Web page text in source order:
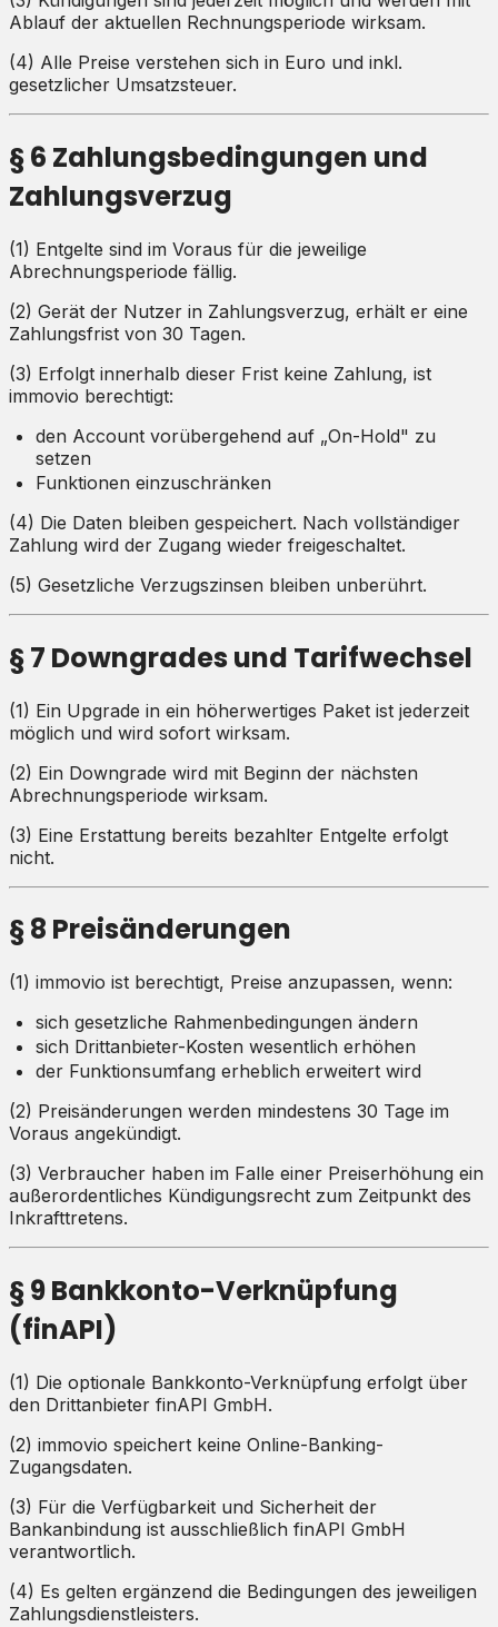
Ablauf der aktuellen Rechnungsperiode wirksam.
(4) Alle Preise verstehen sich in Euro und inkl.
gesetzlicher Umsatzsteuer.
§ 6 Zahlungsbedingungen und
Zahlungsverzug
(1) Entgelte sind im Voraus für die jeweilige
Abrechnungsperiode fällig.
(2) Gerät der Nutzer in Zahlungsverzug, erhält er eine
Zahlungsfrist von 30 Tagen.
(3) Erfolgt innerhalb dieser Frist keine Zahlung, ist
immovio berechtigt:
den Account vorübergehend auf „On-Hold" zu
setzen
Funktionen einzuschränken
(4) Die Daten bleiben gespeichert. Nach vollständiger
Zahlung wird der Zugang wieder freigeschaltet.
(5) Gesetzliche Verzugszinsen bleiben unberührt.
§ 7 Downgrades und Tarifwechsel
(1) Ein Upgrade in ein höherwertiges Paket ist jederzeit
möglich und wird sofort wirksam.
(2) Ein Downgrade wird mit Beginn der nächsten
Abrechnungsperiode wirksam.
(3) Eine Erstattung bereits bezahlter Entgelte erfolgt
nicht.
§ 8 Preisänderungen
(1) immovio ist berechtigt, Preise anzupassen, wenn:
sich gesetzliche Rahmenbedingungen ändern
sich Drittanbieter-Kosten wesentlich erhöhen
der Funktionsumfang erheblich erweitert wird
(2) Preisänderungen werden mindestens 30 Tage im
Voraus angekündigt.
(3) Verbraucher haben im Falle einer Preiserhöhung ein
außerordentliches Kündigungsrecht zum Zeitpunkt des
Inkrafttretens.
§ 9 Bankkonto-Verknüpfung
(finAPI)
(1) Die optionale Bankkonto-Verknüpfung erfolgt über
den Drittanbieter finAPI GmbH.
(2) immovio speichert keine Online-Banking-
Zugangsdaten.
(3) Für die Verfügbarkeit und Sicherheit der
Bankanbindung ist ausschließlich finAPI GmbH
verantwortlich.
(4) Es gelten ergänzend die Bedingungen des jeweiligen
Zahlungsdienstleisters.